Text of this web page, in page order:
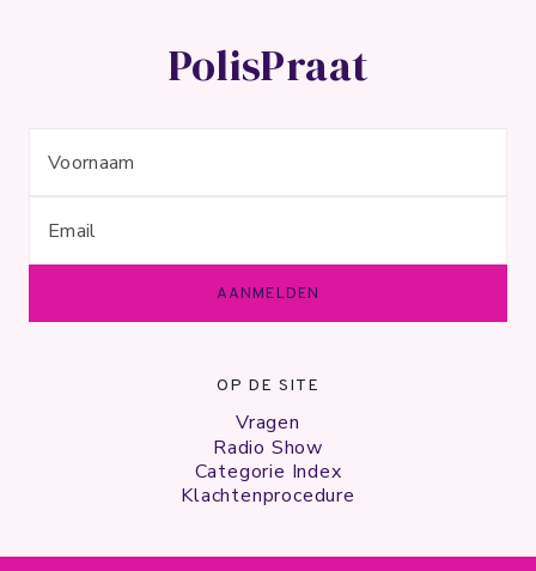
PolisPraat
OP DE SITE
Vragen
Radio Show
Categorie Index
Klachtenprocedure